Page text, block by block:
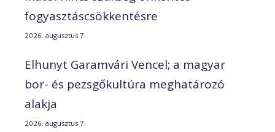
fogyasztáscsökkentésre
2026. augusztus 7.
Elhunyt Garamvári Vencel; a magyar
bor- és pezsgőkultúra meghatározó
alakja
2026. augusztus 7.